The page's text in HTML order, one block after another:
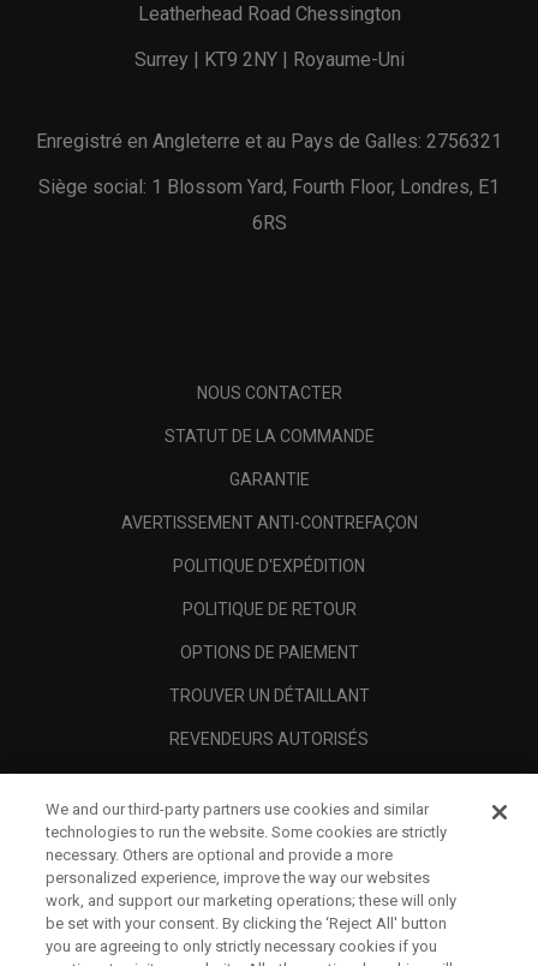
Leatherhead Road Chessington
Surrey | KT9 2NY | Royaume-Uni
Enregistré en Angleterre et au Pays de Galles: 2756321
Siège social: 1 Blossom Yard, Fourth Floor, Londres, E1
6RS
NOUS CONTACTER
STATUT DE LA COMMANDE
GARANTIE
AVERTISSEMENT ANTI-CONTREFAÇON
POLITIQUE D'EXPÉDITION
POLITIQUE DE RETOUR
OPTIONS DE PAIEMENT
TROUVER UN DÉTAILLANT
REVENDEURS AUTORISÉS
A PROPOS
MENTIONS LÉGALES
We and our third-party partners use cookies and similar
technologies to run the website. Some cookies are strictly
necessary. Others are optional and provide a more
personalized experience, improve the way our websites
work, and support our marketing operations; these will only
be set with your consent. By clicking the ‘Reject All' button
you are agreeing to only strictly necessary cookies if you